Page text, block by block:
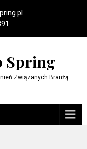
Spring
Związanych Branżą